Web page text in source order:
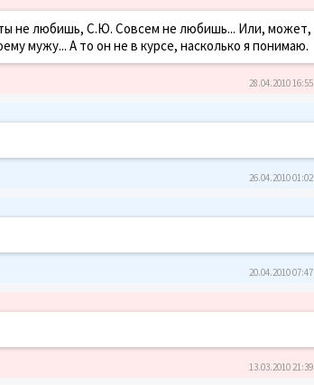
не любишь, С.Ю. Совсем не любишь... Или, может,
мужу... А то он не в курсе, насколько я понимаю.
28.04.2010 16:55
26.04.2010 01:02
20.04.2010 07:47
13.03.2010 21:39